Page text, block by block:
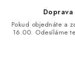
Doprava
Pokud objednáte a
16.00. Odesíláme